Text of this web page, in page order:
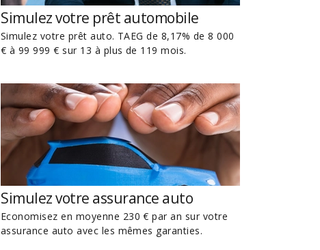
Simulez votre prêt automobile
Simulez votre prêt auto. TAEG de 8,17% de 8 000
€ à 99 999 € sur 13 à plus de 119 mois.
Simulez votre assurance auto
Economisez en moyenne 230 € par an sur votre
assurance auto avec les mêmes garanties.